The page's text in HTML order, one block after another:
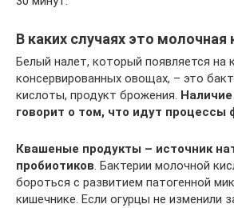
В каких случаях это молочная
Белый налет, который появляется на
консервированных овощах, – это
кислоты, продукт брожения. Наличие
говорит о том, что идут процессы
Квашеные продукты – источник
пробиотиков. Бактерии молочной
бороться с развитием патогенной
кишечнике. Если огурцы не изменили